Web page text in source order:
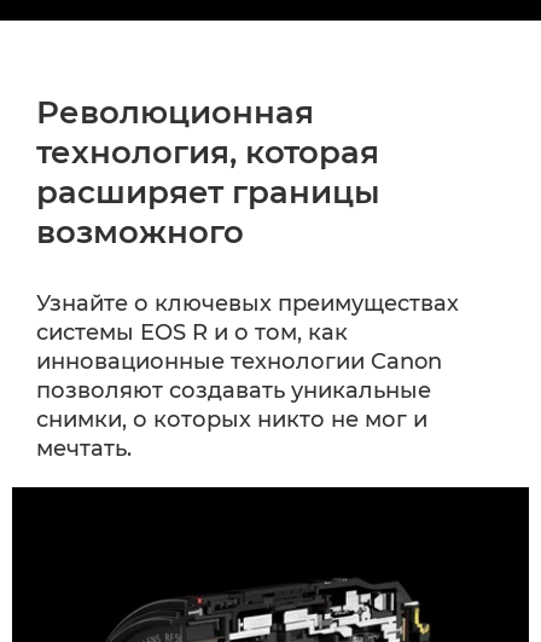
Революционная
технология, которая
расширяет границы
возможного
Узнайте о ключевых преимуществах
системы EOS R и о том, как
инновационные технологии Canon
позволяют создавать уникальные
снимки, о которых никто не мог и
мечтать.